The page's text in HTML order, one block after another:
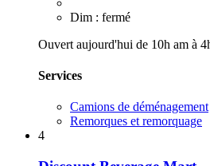
Dim : fermé
Ouvert aujourd'hui de 10h am à
Services
Camions de déménagement
Remorques et remorquage
4